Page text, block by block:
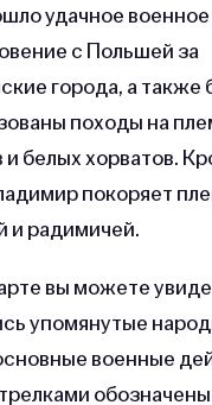
удачное военное
с Польшей за
города, а также
походы на
и белых хорватов.
покоряет
и радимичей.
вы можете
упомянутые
военные
обозначены